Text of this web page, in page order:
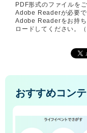
PDF形式のファイルを
Adobe Readerが必要で
Adobe Readerをお持ち
ロードしてください。（
おすすめコン